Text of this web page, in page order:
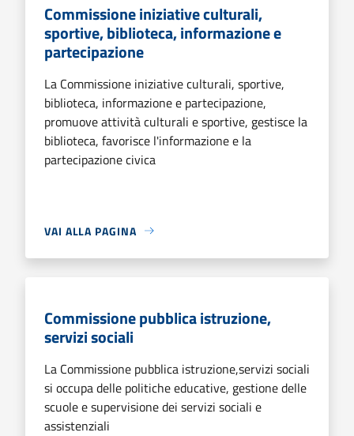
Commissione iniziative culturali,
sportive, biblioteca, informazione e
partecipazione
La Commissione iniziative culturali, sportive,
biblioteca, informazione e partecipazione,
promuove attività culturali e sportive, gestisce la
biblioteca, favorisce l'informazione e la
partecipazione civica
VAI ALLA PAGINA
Commissione pubblica istruzione,
servizi sociali
La Commissione pubblica istruzione,servizi sociali
si occupa delle politiche educative, gestione delle
scuole e supervisione dei servizi sociali e
assistenziali